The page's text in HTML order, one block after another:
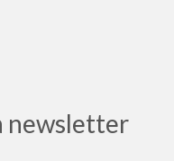
newsletter